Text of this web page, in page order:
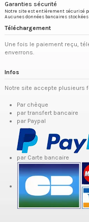
Garanties sécurité
Notre site est entièrement sécurisé
Aucunes données bancaires
Téléchargement
Une fois le paiement reçu,
enverrons.
Infos
Notre site accepte plusieurs
Par chèque
par transfert bancaire
par Paypal
par Carte bancaire